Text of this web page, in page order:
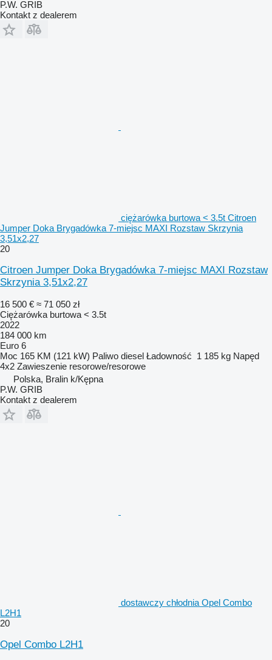
P.W. GRIB
Kontakt z dealerem
ciężarówka burtowa < 3.5t Citroen
Jumper Doka Brygadówka 7-miejsc MAXI Rozstaw Skrzynia
3,51x2,27
20
Citroen Jumper Doka Brygadówka 7-miejsc MAXI Rozstaw
Skrzynia 3,51x2,27
16 500 € ≈ 71 050 zł
Ciężarówka burtowa < 3.5t
2022
184 000 km
Euro 6
Moc 165 KM (121 kW) Paliwo diesel Ładowność 1 185 kg Napęd
4x2 Zawieszenie resorowe/resorowe
Polska, Bralin k/Kępna
P.W. GRIB
Kontakt z dealerem
dostawczy chłodnia Opel Combo
L2H1
20
Opel Combo L2H1